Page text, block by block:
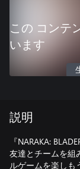
この コンテ
います
説明
『NARAKA:
友達とチームを組
ルゲームを楽しも